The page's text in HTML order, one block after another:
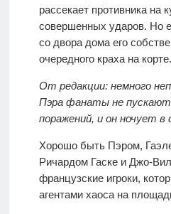
рассекает противника на
совершенных ударов. Но
со двора дома его
очередного краха на корте.
От редакции: немного
Пэра фанаты не пускают
поражений, и он ночует в
Хорошо быть Пэром,
Ричардом Гаске и Джо-
французские игроки,
агентами хаоса на